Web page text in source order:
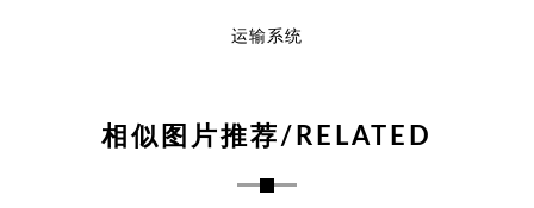
运输系统
相似图片推荐/RELATED